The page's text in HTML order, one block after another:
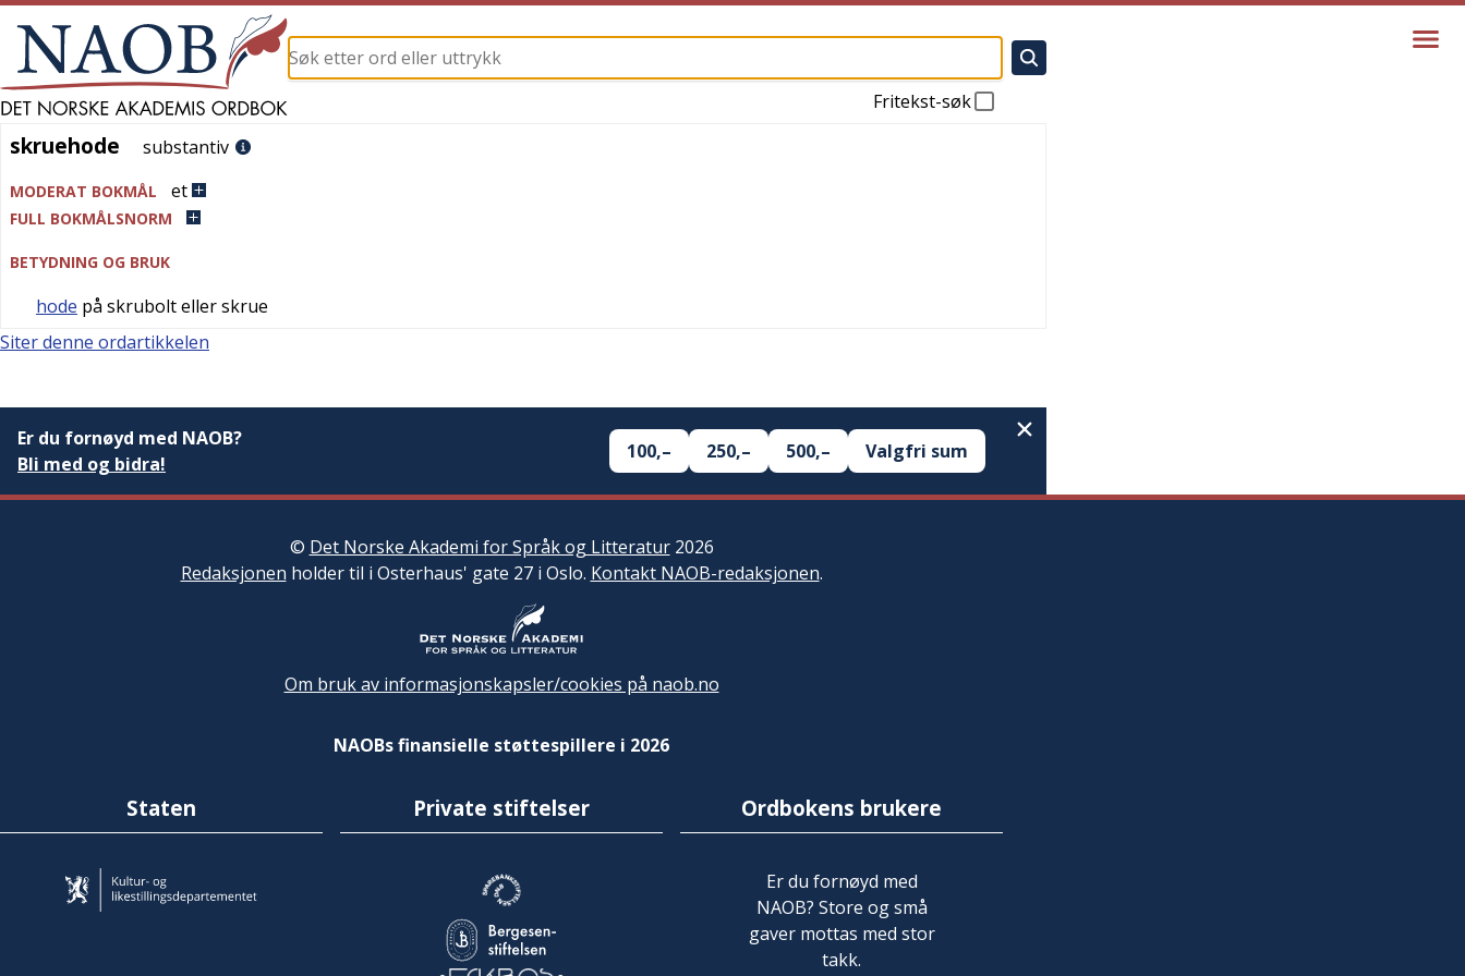
Fritekst-søk
skruehode
skruehode substantiv
MODERAT BOKMÅL et
FULL BOKMÅLSNORM
BETYDNING OG BRUK
hode på skrubolt eller skrue
Siter denne ordartikkelen
Er du fornøyd med NAOB?
Bli med og bidra!
100,– 250,– 500,– Valgfri sum
© Det Norske Akademi for Språk og Litteratur2026
Redaksjonen holder til i Osterhaus' gate 27 i Oslo. Kontakt NAOB-redaksjonen.
Om bruk av informasjonskapsler/cookies på naob.no
NAOBs finansielle støttespillere i 2026
Staten Private stiftelser Ordbokens brukere
Er du fornøyd med
NAOB? Store og små
gaver mottas med stor
takk.